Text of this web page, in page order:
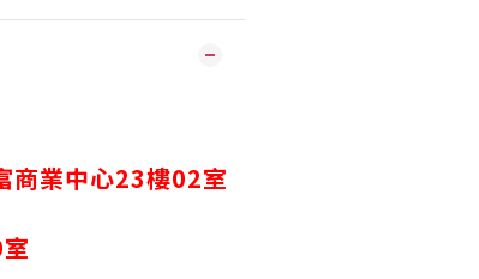
商業中心23樓02室
室